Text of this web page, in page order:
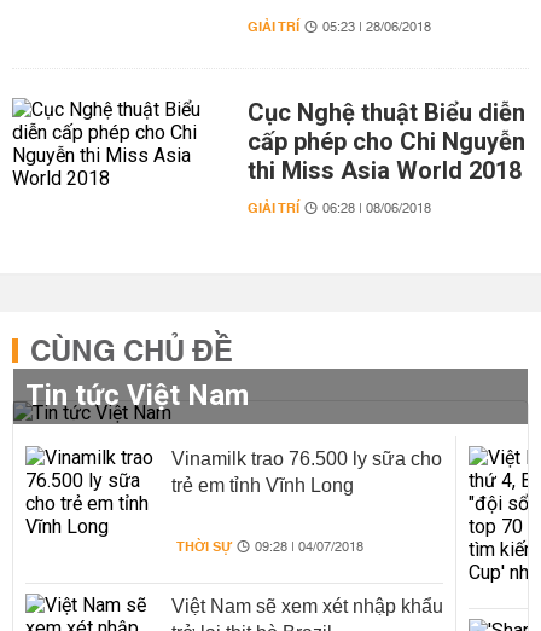
GIẢI TRÍ 05:23 | 28/06/2018
Cục Nghệ thuật Biểu diễn
cấp phép cho Chi Nguyễn
thi Miss Asia World 2018
GIẢI TRÍ 06:28 | 08/06/2018
CÙNG CHỦ ĐỀ
Tin tức Việt Nam
Vinamilk trao 76.500 ly sữa cho
trẻ em tỉnh Vĩnh Long
THỜI SỰ 09:28 | 04/07/2018
Việt Nam sẽ xem xét nhập khẩu